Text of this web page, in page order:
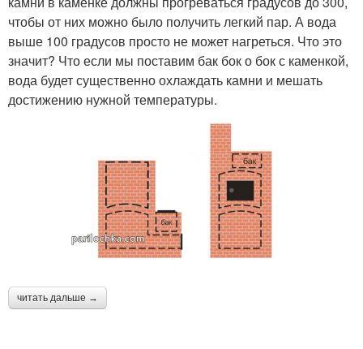
чтобы от них можно было получить легкий пар. А вода
выше 100 градусов просто не может нагреться. Что это
значит? Что если мы поставим бак бок о бок с каменкой,
вода будет существенно охлаждать камни и мешать
достижению нужной температуры.
читать дальше →